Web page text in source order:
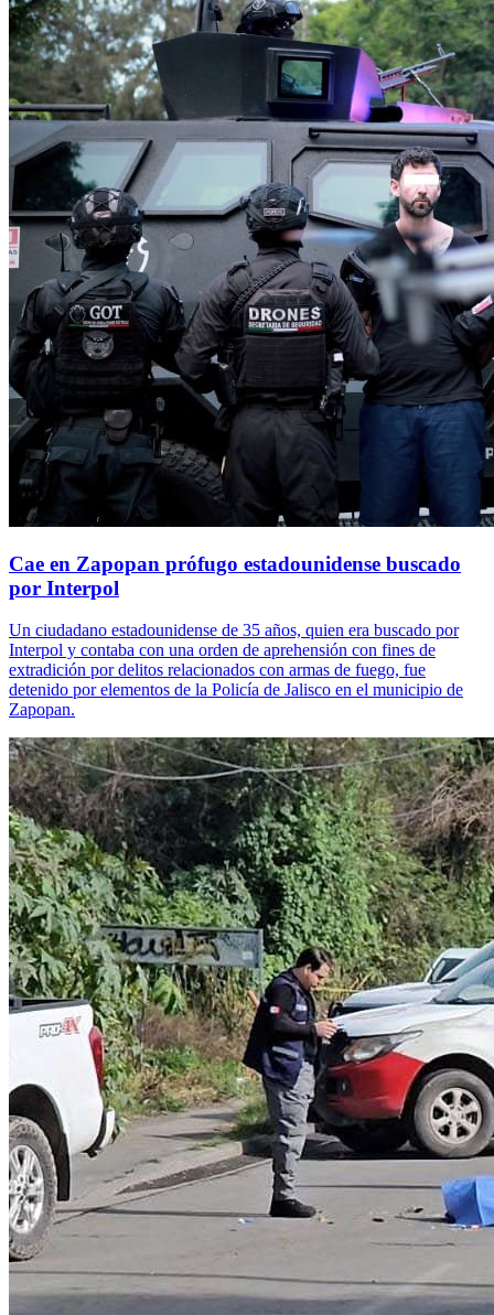
Cae en Zapopan prófugo estadounidense buscado
por Interpol
Un ciudadano estadounidense de 35 años, quien era buscado por
Interpol y contaba con una orden de aprehensión con fines de
extradición por delitos relacionados con armas de fuego, fue
detenido por elementos de la Policía de Jalisco en el municipio de
Zapopan.